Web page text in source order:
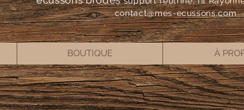
contact@mes-ecussons.com
BOUTIQUE À